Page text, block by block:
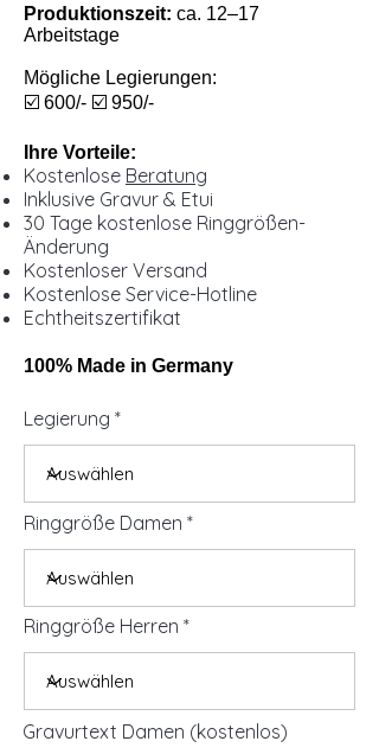
Produktionszeit: ca. 12–17
Arbeitstage
Mögliche Legierungen:
☑️ 600/- ☑️ 950/-
Ihre Vorteile:
Kostenlose Beratung
Inklusive Gravur & Etui
30 Tage kostenlose Ringgrößen-
Änderung
Kostenloser Versand
Kostenlose Service-Hotline
Echtheitszertifikat
100% Made in Germany
Legierung
Ringgröße Damen
Ringgröße Herren
Gravurtext Damen (kostenlos)